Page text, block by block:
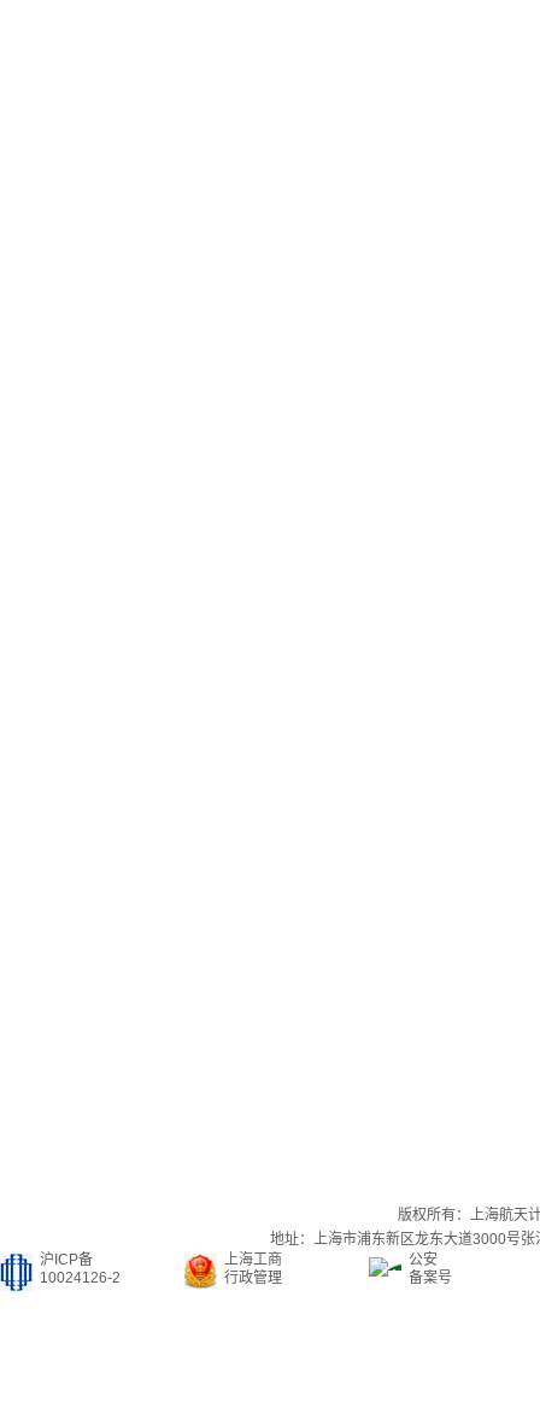
版权所有：上海航天
地址：上海市浦东新区龙东大道3000号
沪ICP备
10024126-2
上海工商
行政管理
公安
备案号